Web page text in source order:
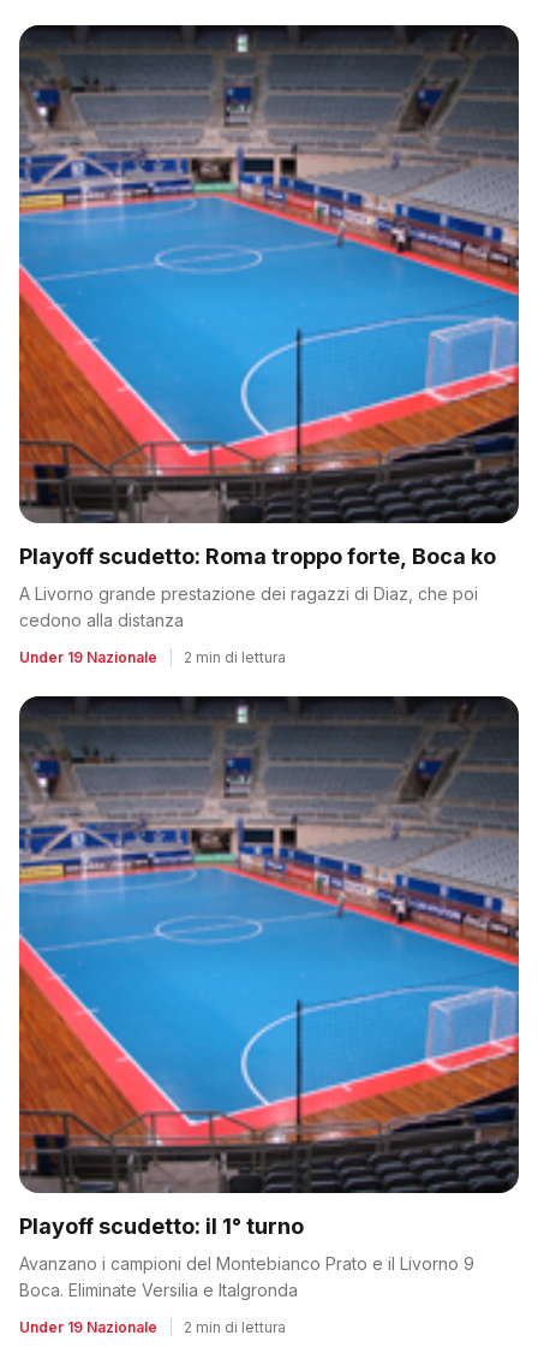
Playoff scudetto: Roma troppo forte, Boca ko
A Livorno grande prestazione dei ragazzi di Diaz, che poi
cedono alla distanza
Under 19 Nazionale 2 min di lettura
Playoff scudetto: il 1° turno
Avanzano i campioni del Montebianco Prato e il Livorno 9
Boca. Eliminate Versilia e Italgronda
Under 19 Nazionale 2 min di lettura